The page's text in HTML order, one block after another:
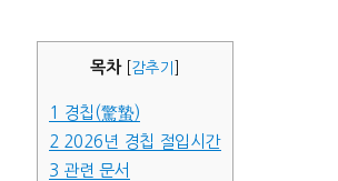
목차 감추기
1
경칩(驚蟄)
2 2026년 경칩 절입시간
3 관련 문서